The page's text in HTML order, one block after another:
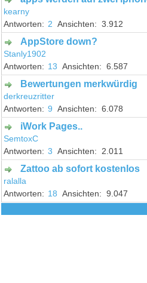
kearny
2
3.912
AppStore down?
Stanly1902
13
6.587
Bewertungen merkwürdig
derkreuzritter
9
6.078
iWork Pages..
SemtoxC
3
2.011
Zattoo ab sofort kostenlos
ralalla
18
9.047